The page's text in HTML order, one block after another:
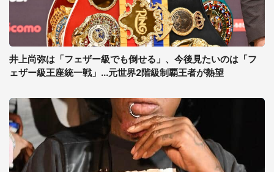
井上尚弥は「フェザー級でも倒せる」、今後見たいのは「フ
ェザー級王座統一戦」...元世界2階級制覇王者が熱望